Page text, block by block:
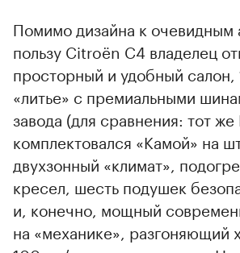
Помимо дизайна к очевидным
пользу Citroёn С4 владелец
просторный и удобный
«литье» с премиальными
завода (для сравнения: тот
комплектовался «Камой» на
двухзонный «климат»,
кресел, шесть подушек
и, конечно, мощный
на «механике», разгоняющий